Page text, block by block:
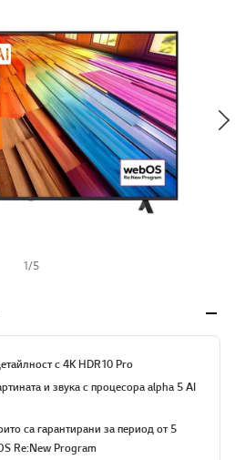
1/5
с 4K HDR10 Pro
и звука с процесора alpha 5 AI
са гарантирани за период от 5
Re:New Program